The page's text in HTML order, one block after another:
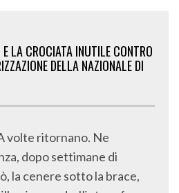
LA CROCIATA INUTILE CONTRO
DELLA NAZIONALE DI
volte ritornano. Ne
dopo settimane di
la cenere sotto la brace,